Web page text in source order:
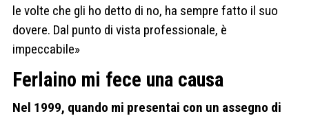
le volte che gli ho detto di no, ha sempre fatto il suo
dovere. Dal punto di vista professionale, è
impeccabile»
Ferlaino mi fece una causa
Nel 1999, quando mi presentai con un assegno di